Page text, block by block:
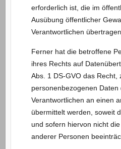
erforderlich ist, die im
Ausübung öffentlicher
Verantwortlichen
Ferner hat die betroffene
ihres Rechts auf
Abs. 1 DS-GVO das Recht,
personenbezogenen Daten
Verantwortlichen an einen
übermittelt werden, soweit
und sofern hiervon nicht
anderer Personen